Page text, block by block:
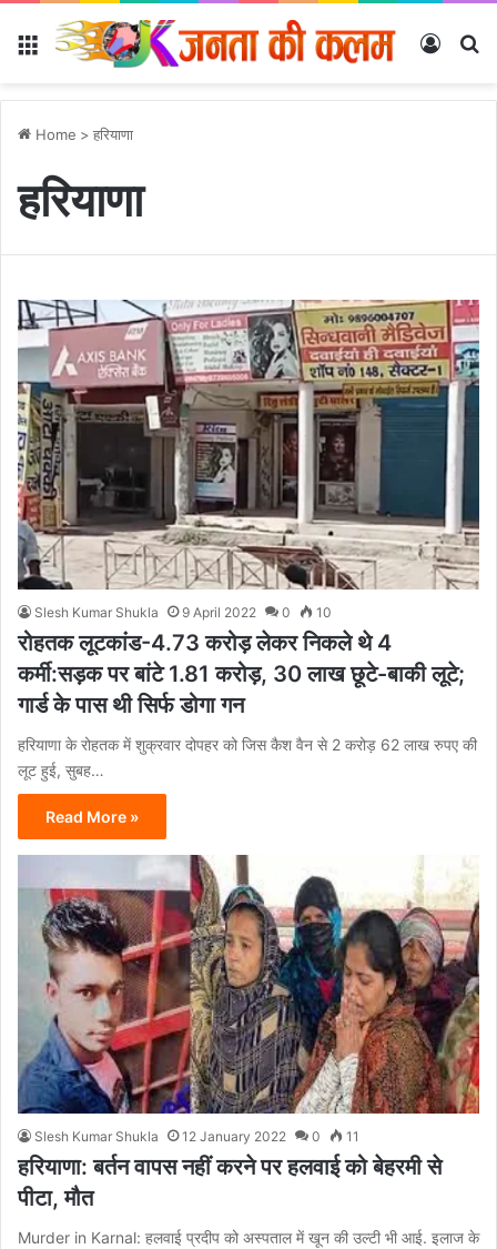
Menu Log In
Home > हरियाणा
हरियाणा
Slesh Kumar Shukla 9 April 2022 0 10
रोहतक लूटकांड-4.73 करोड़ लेकर निकले थे 4
कर्मी:सड़क पर बांटे 1.81 करोड़, 30 लाख छूटे-बाकी लूटे;
गार्ड के पास थी सिर्फ डोगा गन
हरियाणा के रोहतक में शुक्रवार दोपहर को जिस कैश वैन से 2 करोड़ 62 लाख रुपए की
लूट हुई, सुबह…
Read More »
Slesh Kumar Shukla 12 January 2022 0 11
हरियाणा: बर्तन वापस नहीं करने पर हलवाई को बेहरमी से
पीटा, मौत
Murder in Karnal: हलवाई प्रदीप को अस्पताल में खून की उल्टी भी आई. इलाज के